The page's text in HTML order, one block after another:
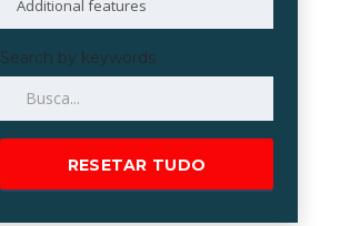
Search by keywords
RESETAR TUDO